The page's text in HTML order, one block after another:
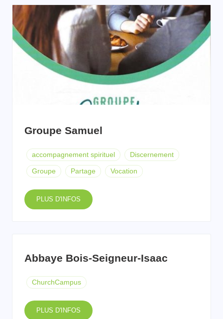
Groupe Samuel
accompagnement spirituel Discernement
Groupe Partage Vocation
PLUS D'INFOS
Abbaye Bois-Seigneur-Isaac
ChurchCampus
PLUS D'INFOS